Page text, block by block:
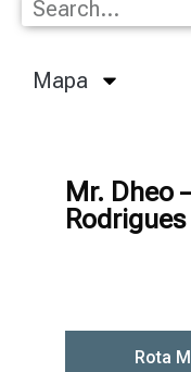
Mapa
Mr. Dheo
Rodrigues